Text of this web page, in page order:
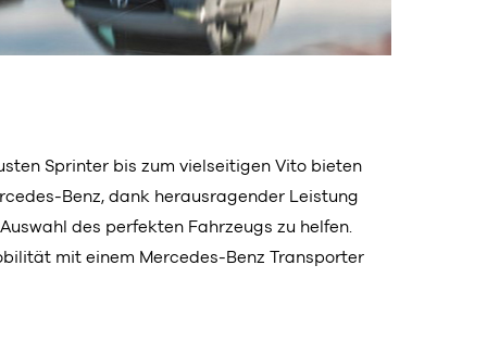
Sprinter bis zum vielseitigen Vito bieten
Benz, dank herausragender Leistung
des perfekten Fahrzeugs zu helfen.
mit einem Mercedes-Benz Transporter